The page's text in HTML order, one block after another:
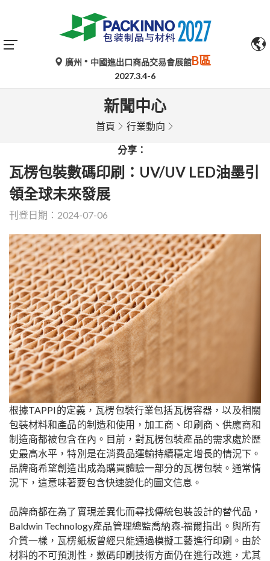
廣州 中國進出口商品交易會展館B區
2027.3.4-6
新聞中心
首頁 行業動向
分享：
瓦楞包裝數碼印刷：UV/UV LED油墨引
領全球未來發展
刊登日期：2024-07-06
根據TAPPI的定義，瓦楞包裝行業包括瓦楞容器，以及相關
包裝材料和產品的制造和使用，加工商、印刷商、供應商和
制造商都被包含在內。目前，對瓦楞包裝產品的需求處於歷
史最高水平，特別是在消費品運輸持續穩定增長的情況下。
品牌商希望創造出成為購買體驗一部分的瓦楞包裝。通常情
況下，這意味著要包含快速變化的圖文信息。
品牌商都在為了實現差異化而尋找傳統包裝設計的替代品，
Baldwin Technology產品管理總監喬納森·福爾指出。與所有
介質一樣，瓦楞紙板曾經只能通過模擬工藝進行印刷。由於
材料的不可預測性，數碼印刷技術方面仍在進行改進，尤其